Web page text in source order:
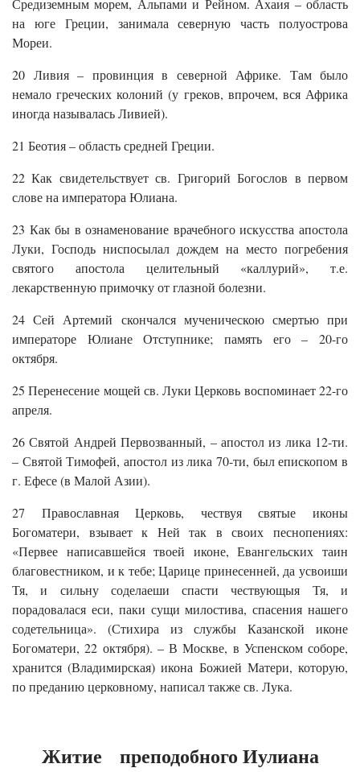
Средиземным морем, Альпами и Рейном. Ахаия – область
на юге Греции, занимала северную часть полуострова
Мореи.
20 Ливия – провинция в северной Африке. Там было
немало греческих колоний (у греков, впрочем, вся Африка
иногда называлась Ливией).
21 Беотия – область средней Греции.
22 Как свидетельствует св. Григорий Богослов в первом
слове на императора Юлиана.
23 Как бы в ознаменование врачебного искусства апостола
Луки, Господь ниспосылал дождем на место погребения
святого апостола целительный «каллурий», т.е.
лекарственную примочку от глазной болезни.
24 Сей Артемий скончался мученическою смертью при
императоре Юлиане Отступнике; память его – 20-го
октября.
25 Перенесение мощей св. Луки Церковь воспоминает 22-го
апреля.
26 Святой Андрей Первозванный, – апостол из лика 12-ти.
– Святой Тимофей, апостол из лика 70-ти, был епископом в
г. Ефесе (в Малой Азии).
27 Православная Церковь, чествуя святые иконы
Богоматери, взывает к Ней так в своих песнопениях:
«Первее написавшейся твоей иконе, Евангельских таин
благовестником, и к тебе; Царице принесенней, да усвоиши
Тя, и сильну соделаеши спасти чествующыя Тя, и
порадовалася еси, паки сущи милостива, спасения нашего
содетельница». (Стихира из службы Казанской иконе
Богоматери, 22 октября). – В Москве, в Успенском соборе,
хранится (Владимирская) икона Божией Матери, которую,
по преданию церковному, написал также св. Лука.
Житие преподобного Иулиана